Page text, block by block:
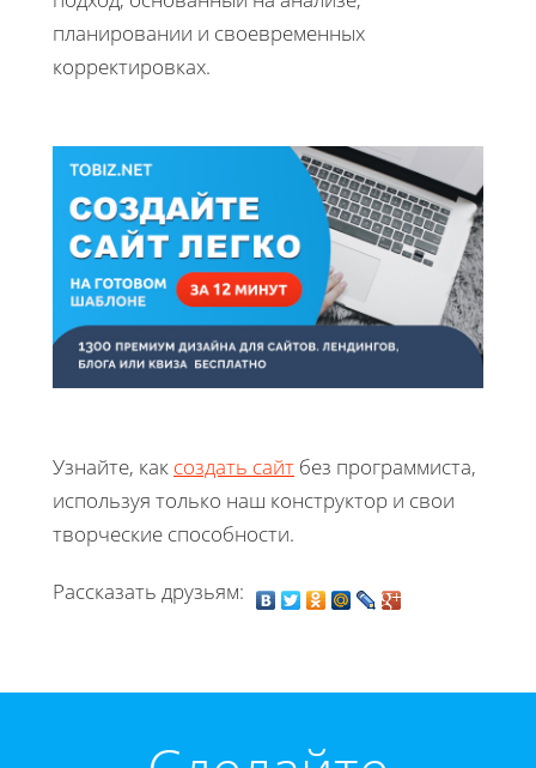
планировании и своевременных
корректировках.
Узнайте, как создать сайт без программиста,
используя только наш конструктор и свои
творческие способности.
Рассказать друзьям: